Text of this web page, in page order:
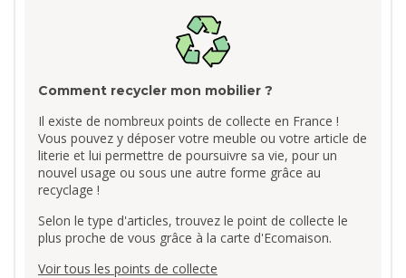
Comment recycler mon mobilier ?
Il existe de nombreux points de collecte en France !
Vous pouvez y déposer votre meuble ou votre article de
literie et lui permettre de poursuivre sa vie, pour un
nouvel usage ou sous une autre forme grâce au
recyclage !
Selon le type d'articles, trouvez le point de collecte le
plus proche de vous grâce à la carte d'Ecomaison.
Voir tous les points de collecte